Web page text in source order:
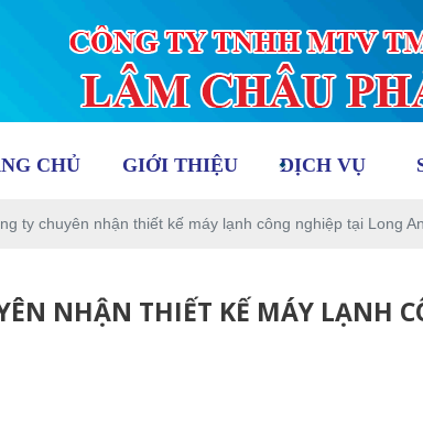
CHỦ GIỚI THIỆU DỊCH VỤ
ty chuyên nhận thiết kế máy lạnh công nghiệp tại Long An
NHẬN THIẾT KẾ MÁY LẠNH